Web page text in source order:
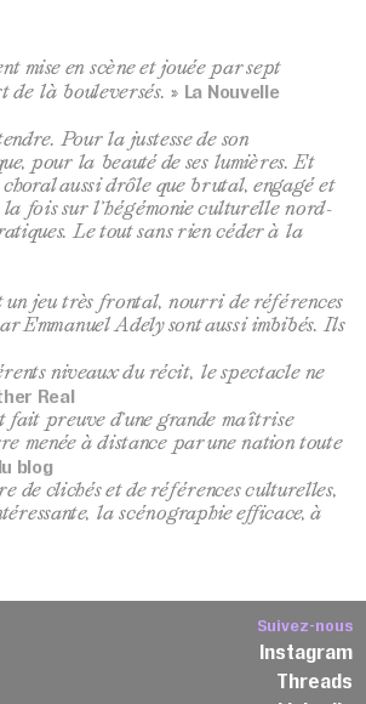
mise en scène et jouée par sept
de là bouleversés. » La Nouvelle
Pour la justesse de son
pour la beauté de ses lumières. Et
aussi drôle que brutal, engagé et
fois sur l’hégémonie culturelle nord-
Le tout sans rien céder à la
un jeu très frontal, nourri de références
Emmanuel Adely sont aussi imbibés. Ils
niveaux du récit, le spectacle ne
Real
preuve d’une grande maîtrise
menée à distance par une nation toute
blog
de clichés et de références culturelles,
la scénographie efficace, à
Suivez-nous
Instagram
Threads